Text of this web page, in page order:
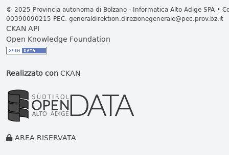
© 2025 Provincia autonoma di Bolzano - Informatica Alto Adige SPA •
00390090215 PEC: generaldirektion.direzionegenerale@pec.prov.bz.it
CKAN API
Open Knowledge Foundation
Realizzato conCKAN
AREA RISERVATA